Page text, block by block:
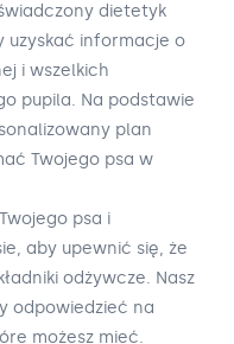
dietetyk
uzyskać informacje o
i wszelkich
pupila. Na podstawie
plan
Twojego psa w
psa i
aby upewnić się, że
odżywcze. Nasz
odpowiedzieć na
możesz mieć.